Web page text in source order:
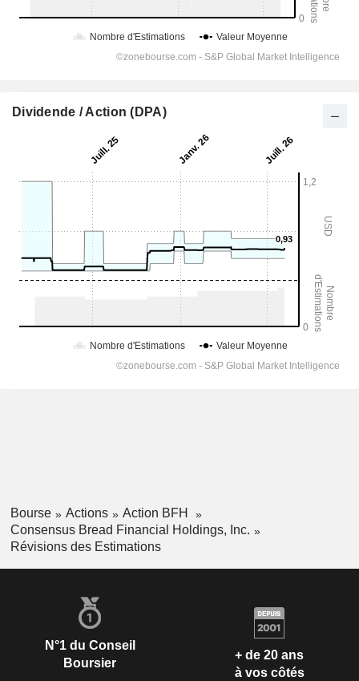
Dividende / Action (DPA)
Bourse Actions
Action BFH
Consensus Bread Financial Holdings, Inc.
Révisions des Estimations
N°1 du Conseil
Boursier
+ de 20 ans
à vos côtés